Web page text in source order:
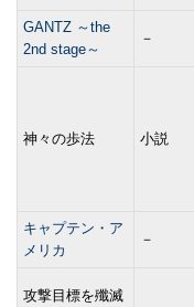
GANTZ ～the
2nd stage～
－
神々の歩法 小説
キャプテン・ア
メリカ
－
攻撃目標を殲滅